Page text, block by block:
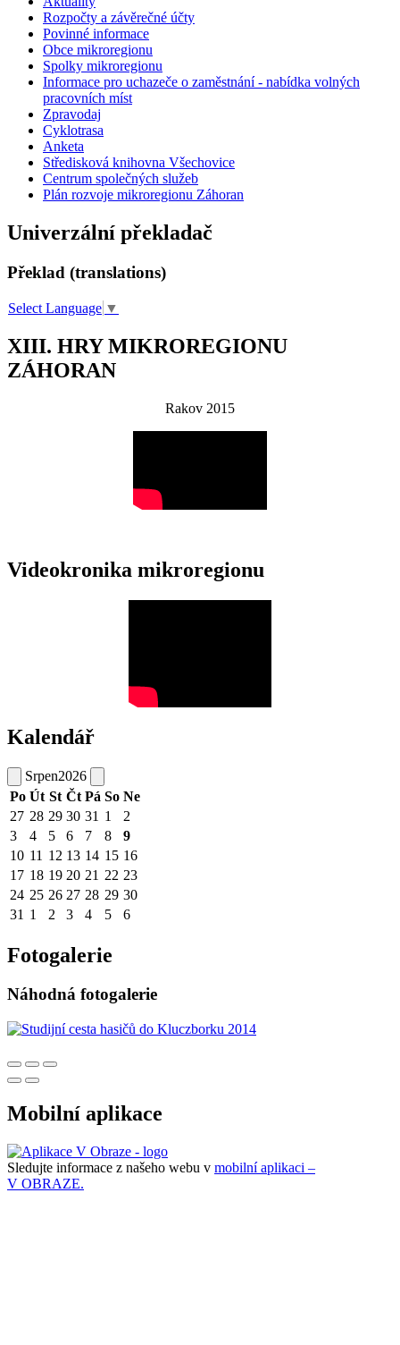
Rozpočty a závěrečné účty
Povinné informace
Obce mikroregionu
Spolky mikroregionu
Informace pro uchazeče o zaměstnání - nabídka volných
pracovních míst
Zpravodaj
Cyklotrasa
Anketa
Středisková knihovna Všechovice
Centrum společných služeb
Plán rozvoje mikroregionu Záhoran
Univerzální překladač
Překlad (translations)
Select Language ▼
XIII. HRY MIKROREGIONU
ZÁHORAN
Rakov 2015
Videokronika mikroregionu
Kalendář
Srpen2026
Po Út St Čt Pá So Ne
27 28 29 30 31 1
2
3
4 5 6 7 8
9
10 11 12 13 14 15 16
17 18 19 20 21 22 23
24 25 26 27 28 29 30
31 1 2 3 4 5 6
Fotogalerie
Náhodná fotogalerie
Mobilní aplikace
Sledujte informace z našeho webu v mobilní aplikaci –
V OBRAZE.